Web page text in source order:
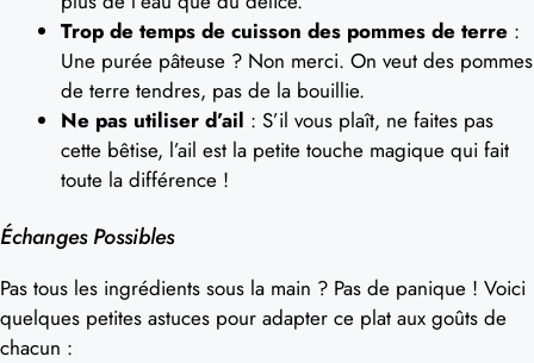
Trop de temps de cuisson des pommes de terre :
Une purée pâteuse ? Non merci. On veut des pommes
de terre tendres, pas de la bouillie.
Ne pas utiliser d’ail : S’il vous plaît, ne faites pas
cette bêtise, l’ail est la petite touche magique qui fait
toute la différence !
Échanges Possibles
Pas tous les ingrédients sous la main ? Pas de panique ! Voici
quelques petites astuces pour adapter ce plat aux goûts de
chacun :